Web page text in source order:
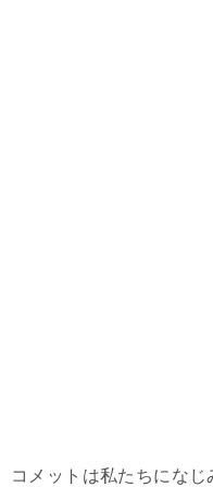
コメットは私たちにな